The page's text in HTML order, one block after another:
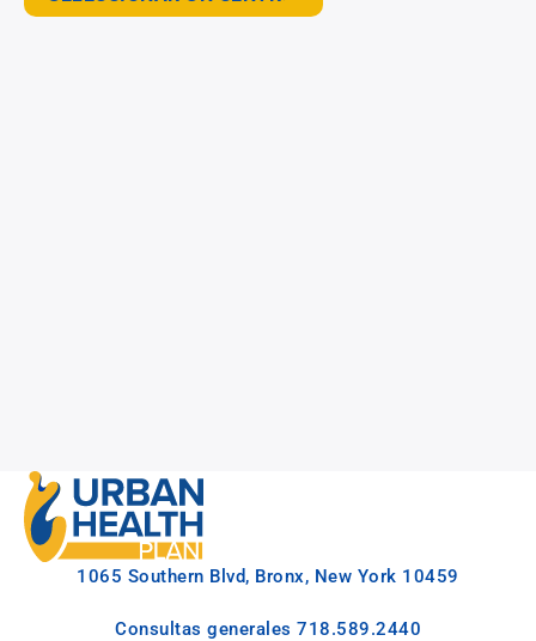
1065 Southern Blvd, Bronx, New York 10459
Consultas generales 718.589.2440